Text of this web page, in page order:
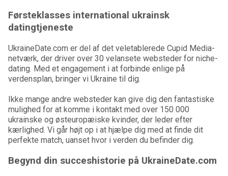
Førsteklasses international ukrainsk
datingtjeneste
UkraineDate.com er del af det veletablerede Cupid Media-
netværk, der driver over 30 velansete websteder for niche-
dating. Med et engagement i at forbinde enlige på
verdensplan, bringer vi Ukraine til dig.
Ikke mange andre websteder kan give dig den fantastiske
mulighed for at komme i kontakt med over 150 000
ukrainske og østeuropæiske kvinder, der leder efter
kærlighed. Vi går højt op i at hjælpe dig med at finde dit
perfekte match, uanset hvor i verden du befinder dig.
Begynd din succeshistorie på UkraineDate.com